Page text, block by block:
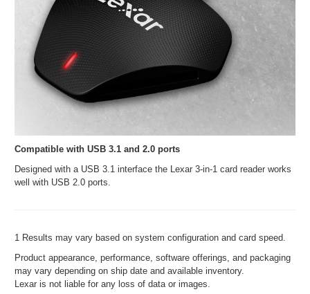
Compatible with USB 3.1 and 2.0 ports
Designed with a USB 3.1 interface the Lexar 3-in-1 card reader works
well with USB 2.0 ports.
1 Results may vary based on system configuration and card speed.
Product appearance, performance, software offerings, and packaging
may vary depending on ship date and available inventory.
Lexar is not liable for any loss of data or images.